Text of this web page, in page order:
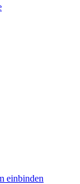
einbinden